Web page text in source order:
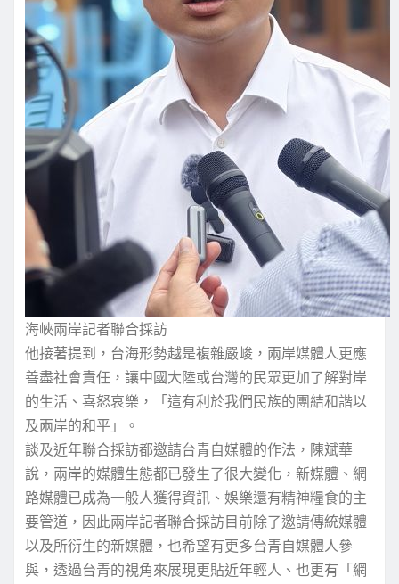
海峽兩岸記者聯合採訪
他接著提到，台海形勢越是複雜嚴峻，兩岸媒體人更應
善盡社會責任，讓中國大陸或台灣的民眾更加了解對岸
的生活、喜怒哀樂，「這有利於我們民族的團結和諧以
及兩岸的和平」。
談及近年聯合採訪都邀請台青自媒體的作法，陳斌華
說，兩岸的媒體生態都已發生了很大變化，新媒體、網
路媒體已成為一般人獲得資訊、娛樂還有精神糧食的主
要管道，因此兩岸記者聯合採訪目前除了邀請傳統媒體
以及所衍生的新媒體，也希望有更多台青自媒體人參
與，透過台青的視角來展現更貼近年輕人、也更有「網